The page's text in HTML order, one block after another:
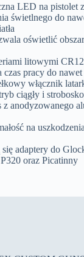
LED na pistolet
świetlnego do
oświetlić
litowymi
czas pracy do
włącznik
ciągły i
anodyzowanego
na
adaptery do
oraz Picatinny